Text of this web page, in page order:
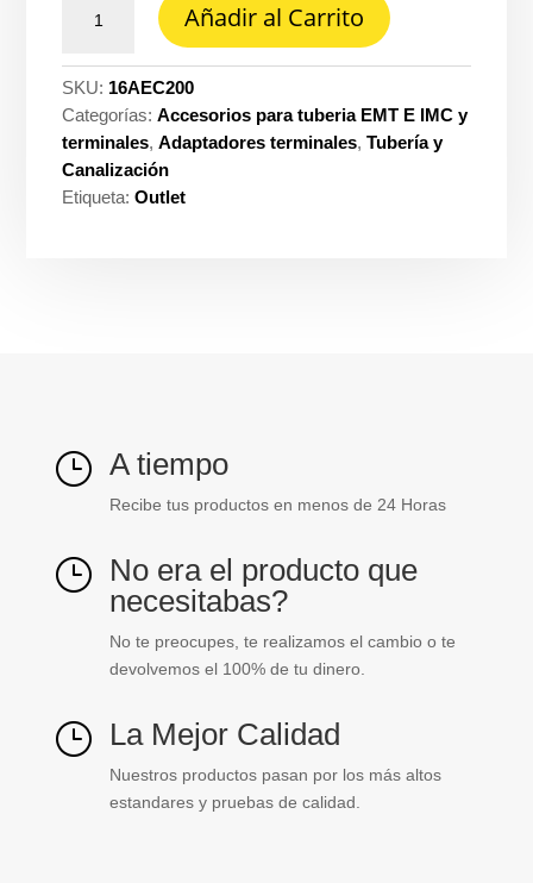
EMT
2''
UL
cantidad
Añadir al Carrito
SKU: 16AEC200
Categorías:Accesorios para tuberia EMT E IMC y
terminales,Adaptadores terminales,Tubería y
Canalización
Etiqueta:Outlet
} A tiempo
Recibe tus productos en menos de 24 Horas
} No era el producto que
necesitabas?
No te preocupes, te realizamos el cambio o te
devolvemos el 100% de tu dinero.
} La Mejor Calidad
Nuestros productos pasan por los más altos
estandares y pruebas de calidad.